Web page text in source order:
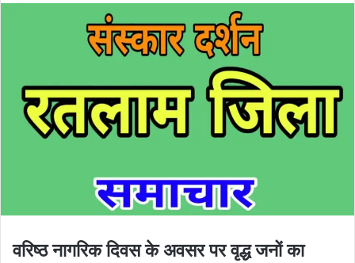
वरिष्ठ नागरिक दिवस के अवसर पर वृद्ध जनों का